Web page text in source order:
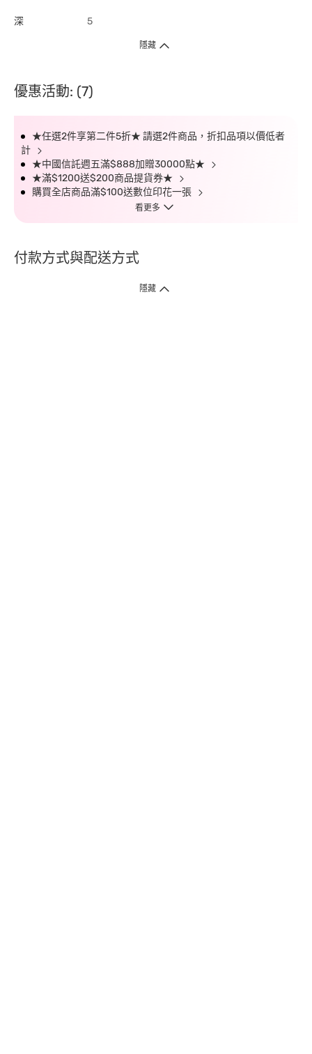
深 5
隱藏
優惠活動: (7)
★任選2件享第二件5折★ 請選2件商品，折扣品項以價低者
計
★中國信託週五滿$888加贈30000點★
★滿$1200送$200商品提貨券★
購買全店商品滿$100送數位印花一張
看更多
付款方式與配送方式
隱藏